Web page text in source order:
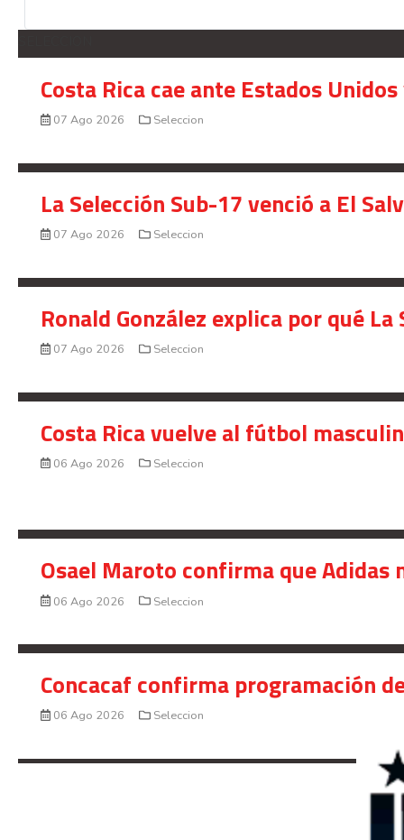
Costa Rica cae ante Estados
07 Ago 2026 Seleccion
La Selección Sub-17 venció a El
07 Ago 2026 Seleccion
Ronald González explica por qué
07 Ago 2026 Seleccion
Costa Rica vuelve al fútbol
06 Ago 2026 Seleccion
Osael Maroto confirma que Adidas
06 Ago 2026 Seleccion
Concacaf confirma programación
06 Ago 2026 Seleccion